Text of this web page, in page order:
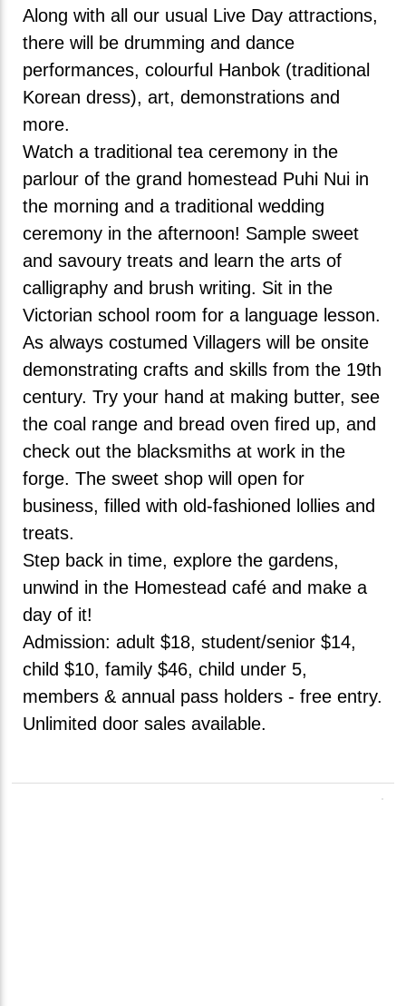
Along with all our usual Live Day attractions,
there will be drumming and dance
performances, colourful Hanbok (traditional
Korean dress), art, demonstrations and
more.
Watch a traditional tea ceremony in the
parlour of the grand homestead Puhi Nui in
the morning and a traditional wedding
ceremony in the afternoon! Sample sweet
and savoury treats and learn the arts of
calligraphy and brush writing. Sit in the
Victorian school room for a language lesson.
As always costumed Villagers will be onsite
demonstrating crafts and skills from the 19th
century. Try your hand at making butter, see
the coal range and bread oven fired up, and
check out the blacksmiths at work in the
forge. The sweet shop will open for
business, filled with old-fashioned lollies and
treats.
Step back in time, explore the gardens,
unwind in the Homestead café and make a
day of it!
Admission: adult $18, student/senior $14,
child $10, family $46, child under 5,
members & annual pass holders - free entry.
Unlimited door sales available.